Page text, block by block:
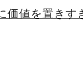
価値を置きす